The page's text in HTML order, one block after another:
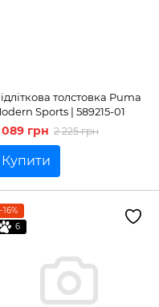
толстовка Puma
Sports | 589215-01
089 грн 2 225 грн
Купити
6